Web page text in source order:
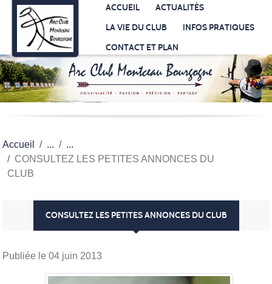
ACCUEIL
ACTUALITÉS
LA VIE DU CLUB
INFOS PRATIQUES
CONTACT ET PLAN
Accueil
CONSULTEZ LES PETITES ANNONCES DU
CLUB
CONSULTEZ LES PETITES ANNONCES DU CLUB
Publiée le 04 juin 2013
Panneau de gestion des cookies